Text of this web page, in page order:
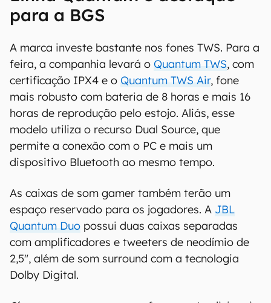
para a BGS
A marca investe bastante nos fones TWS. Para a
feira, a companhia levará o Quantum TWS, com
certificação IPX4 e o Quantum TWS Air, fone
mais robusto com bateria de 8 horas e mais 16
horas de reprodução pelo estojo. Aliás, esse
modelo utiliza o recurso Dual Source, que
permite a conexão com o PC e mais um
dispositivo Bluetooth ao mesmo tempo.
As caixas de som gamer também terão um
espaço reservado para os jogadores. A JBL
Quantum Duo possui duas caixas separadas
com amplificadores e tweeters de neodímio de
2,5", além de som surround com a tecnologia
Dolby Digital.